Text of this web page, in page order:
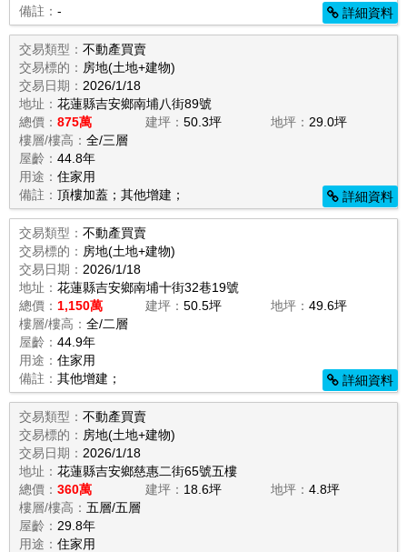
備註： - 詳細資料
交易類型： 不動產買賣
交易標的： 房地(土地+建物)
交易日期： 2026/1/18
地址： 花蓮縣吉安鄉南埔八街89號
總價： 875萬 建坪： 50.3坪 地坪： 29.0坪
樓層/樓高： 全/三層
屋齡： 44.8年
用途： 住家用
備註： 頂樓加蓋；其他增建； 詳細資料
交易類型： 不動產買賣
交易標的： 房地(土地+建物)
交易日期： 2026/1/18
地址： 花蓮縣吉安鄉南埔十街32巷19號
總價： 1,150萬 建坪： 50.5坪 地坪：49.6坪
樓層/樓高： 全/二層
屋齡： 44.9年
用途： 住家用
備註： 其他增建； 詳細資料
交易類型： 不動產買賣
交易標的： 房地(土地+建物)
交易日期： 2026/1/18
地址： 花蓮縣吉安鄉慈惠二街65號五樓
總價： 360萬 建坪： 18.6坪 地坪：4.8坪
樓層/樓高： 五層/五層
屋齡： 29.8年
用途： 住家用